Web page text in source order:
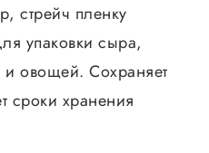
стрейч пленку
упаковки сыра,
овощей. Сохраняет
сроки хранения